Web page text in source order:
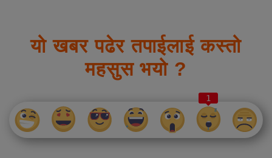
यो खबर पढेर तपाईलाई कस्तो
महसुस भयो ?
1